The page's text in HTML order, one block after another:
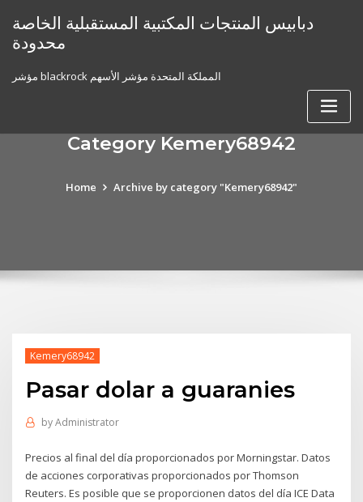
content
دبابيس المنتجات المكتبية المستقبلية الخاصة
محدودة
مؤشر blackrock المملكة المتحدة مؤشر الأسهم
Category Kemery68942
Home Archive by category "Kemery68942"
Kemery68942
Pasar dolar a guaranies
byAdministrator
Precios al final del día proporcionados por Morningstar. Datos
de acciones corporativas proporcionados por Thomson
Reuters. Es posible que se proporcionen datos del día ICE Data